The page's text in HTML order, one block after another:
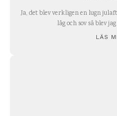
Ja, det blev verkligen en lugn
låg och sov så blev
LÄS